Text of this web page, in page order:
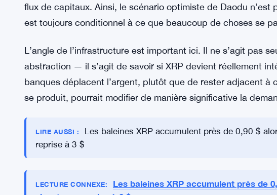
institutions financières d’utiliser l’infrastructure du ledger ;
réellement porter du XRP sur leurs bilans.
En plus de cela, les flux d’ETF devraient atteindre plusieurs
croissance modeste — plusieurs milliards. Daodu est assez
entrant, le plafond de prix reste plus bas. Bitwise a une
fourchette, avec leur projection se situant entre 9 $ et 10 $
est toujours conditionnel à ce que beaucoup de choses se
L’angle de l’infrastructure est important ici. Il ne s’agit pas
abstraction — il s’agit de savoir si XRP devient réellement
banques déplacent l’argent, plutôt que de rester adjacent à